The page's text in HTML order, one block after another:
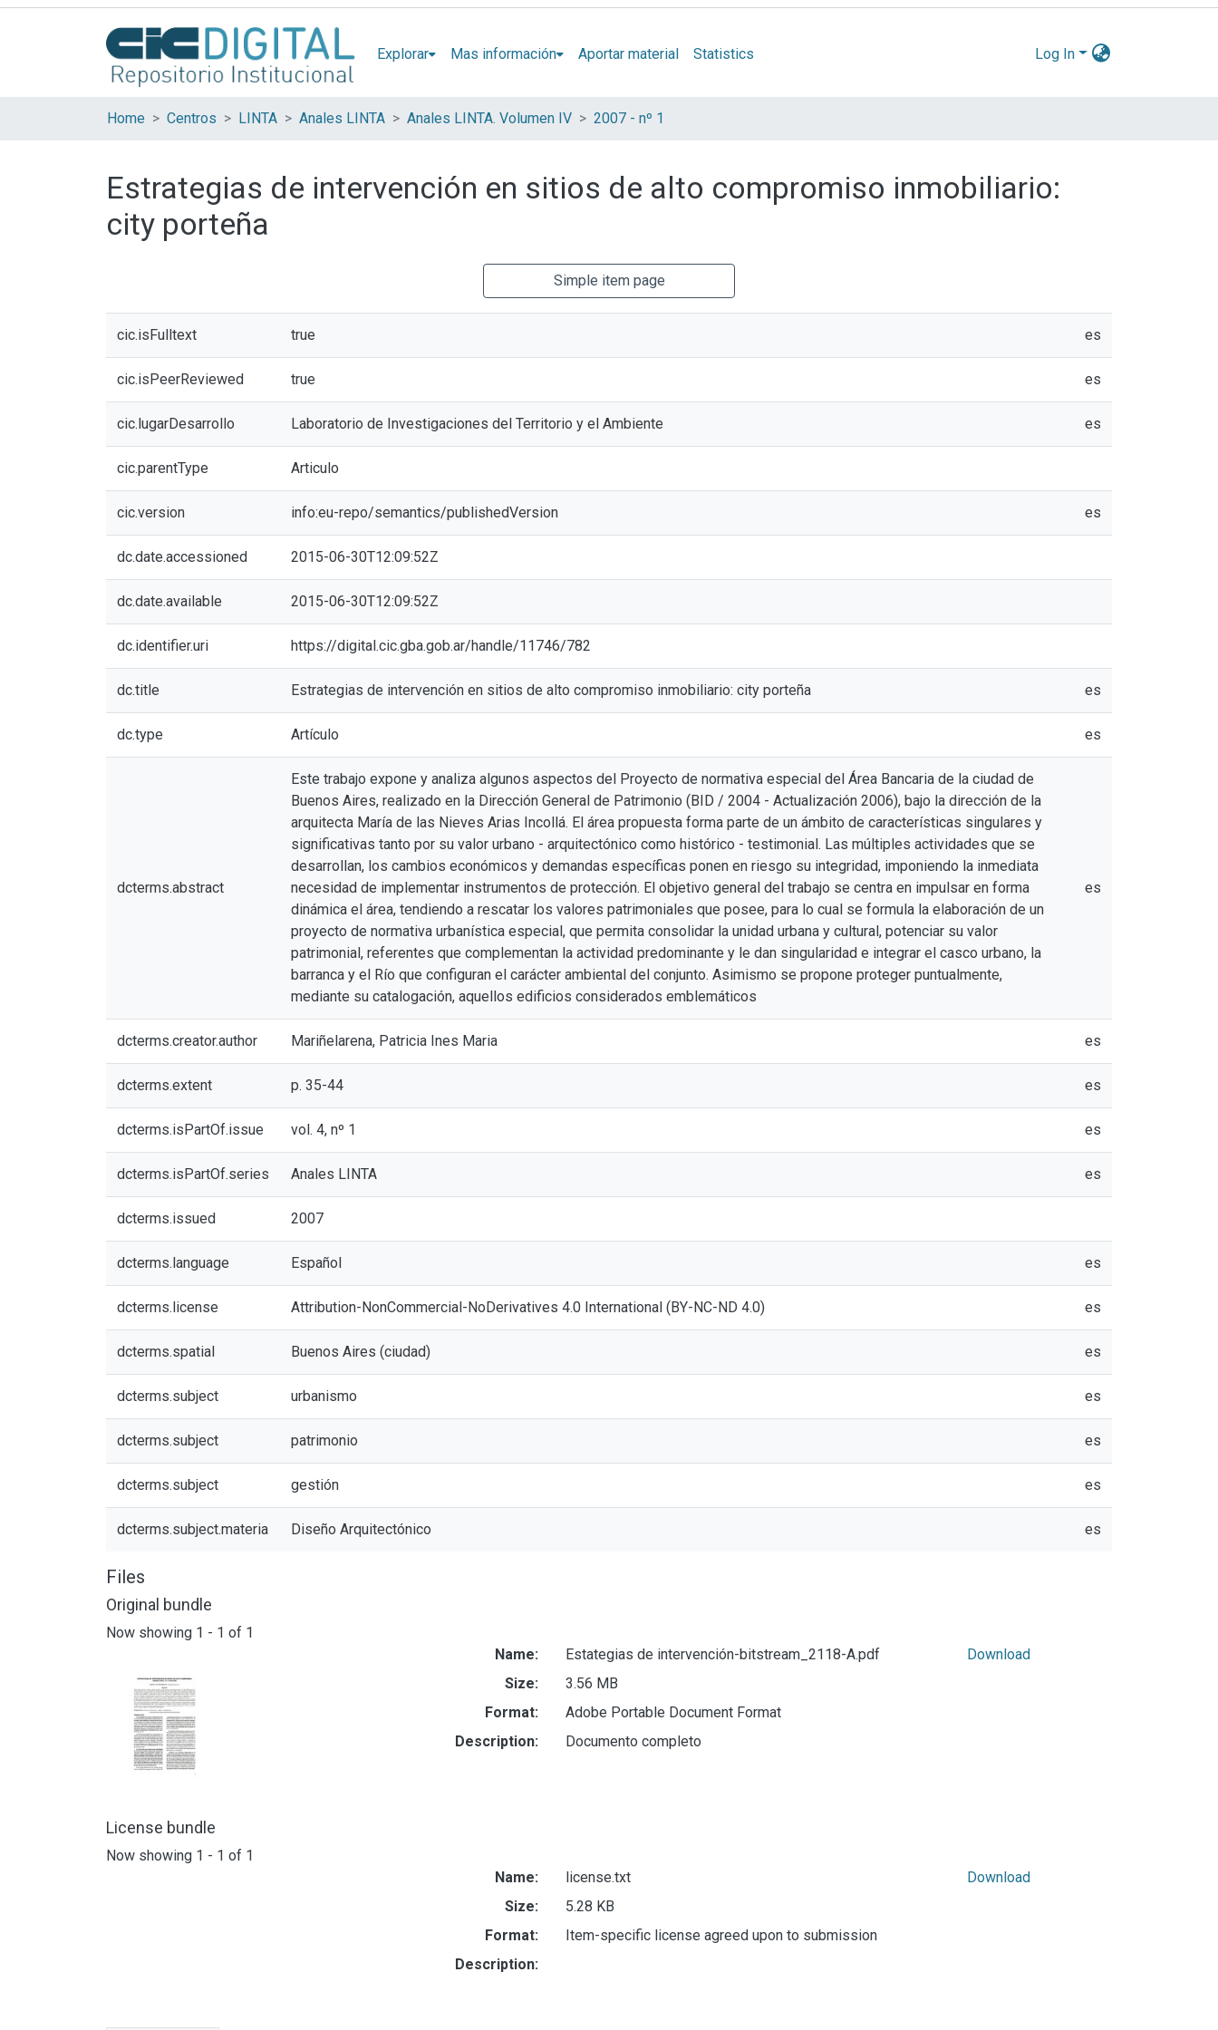
Explorar Mas información Aportar material Statistics Log In
Home Centros LINTA Anales LINTA Anales LINTA. Volumen IV 2007 - nº 1
Estrategias de intervención en sitios de alto compromiso inmobiliario:
city porteña
Simple item page
cic.isFulltext true es
cic.isPeerReviewed true es
cic.lugarDesarrollo Laboratorio de Investigaciones del Territorio y el Ambiente es
cic.parentType Articulo
cic.version info:eu-repo/semantics/publishedVersion es
dc.date.accessioned 2015-06-30T12:09:52Z
dc.date.available 2015-06-30T12:09:52Z
dc.identifier.uri https://digital.cic.gba.gob.ar/handle/11746/782
dc.title Estrategias de intervención en sitios de alto compromiso inmobiliario: city porteña es
dc.type Artículo es
dcterms.abstract
Este trabajo expone y analiza algunos aspectos del Proyecto de normativa especial del Área Bancaria de la ciudad de
Buenos Aires, realizado en la Dirección General de Patrimonio (BID / 2004 - Actualización 2006), bajo la dirección de la
arquitecta María de las Nieves Arias Incollá. El área propuesta forma parte de un ámbito de características singulares y
significativas tanto por su valor urbano - arquitectónico como histórico - testimonial. Las múltiples actividades que se
desarrollan, los cambios económicos y demandas específicas ponen en riesgo su integridad, imponiendo la inmediata
necesidad de implementar instrumentos de protección. El objetivo general del trabajo se centra en impulsar en forma
dinámica el área, tendiendo a rescatar los valores patrimoniales que posee, para lo cual se formula la elaboración de un
proyecto de normativa urbanística especial, que permita consolidar la unidad urbana y cultural, potenciar su valor
patrimonial, referentes que complementan la actividad predominante y le dan singularidad e integrar el casco urbano, la
barranca y el Río que configuran el carácter ambiental del conjunto. Asimismo se propone proteger puntualmente,
mediante su catalogación, aquellos edificios considerados emblemáticos
es
dcterms.creator.author Mariñelarena, Patricia Ines Maria es
dcterms.extent p. 35-44 es
dcterms.isPartOf.issue vol. 4, nº 1 es
dcterms.isPartOf.series Anales LINTA es
dcterms.issued 2007
dcterms.language Español es
dcterms.license Attribution-NonCommercial-NoDerivatives 4.0 International (BY-NC-ND 4.0) es
dcterms.spatial Buenos Aires (ciudad) es
dcterms.subject urbanismo es
dcterms.subject patrimonio es
dcterms.subject gestión es
dcterms.subject.materia Diseño Arquitectónico es
Files
Original bundle
Now showing 1 - 1 of 1
Name:
Estategias de intervención-bitstream_2118-A.pdf
Size:
3.56 MB
Format:
Adobe Portable Document Format
Description:
Documento completo
Download
License bundle
Now showing 1 - 1 of 1
Name:
license.txt
Size:
5.28 KB
Format:
Item-specific license agreed upon to submission
Description:
Download